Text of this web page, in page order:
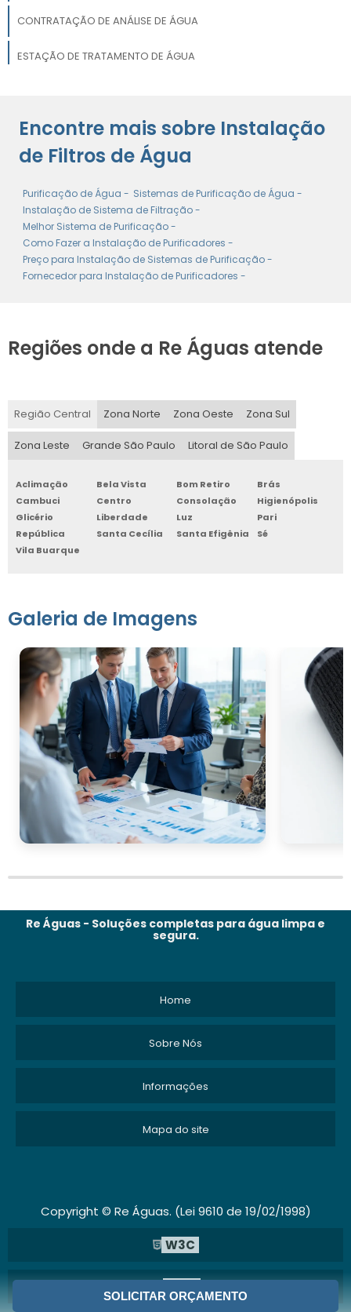
SOLICITAR ORÇAMENTO
CONTRATAÇÃO DE ANÁLISE DE ÁGUA
ESTAÇÃO DE TRATAMENTO DE ÁGUA
SISTEMA DE FILTRAGEM DE ÁGUA
Encontre mais sobre Instalação
de Filtros de Água
Purificação de Água - Sistemas de Purificação de Água -
Instalação de Sistema de Filtração -
Melhor Sistema de Purificação -
Como Fazer a Instalação de Purificadores -
Preço para Instalação de Sistemas de Purificação -
Fornecedor para Instalação de Purificadores -
Regiões onde a Re Águas atende
Região Central Zona Norte Zona Oeste Zona Sul
Zona Leste Grande São Paulo Litoral de São Paulo
Aclimação Bela Vista Bom Retiro
Brás
Cambuci
Centro Consolação
Higienópolis
Glicério
Liberdade Luz
Pari
República
Santa Cecília Santa Efigênia
Sé
Vila Buarque
Galeria de Imagens
Re Águas - Soluções completas para água limpa e
segura.
Home
Sobre Nós
Informações
Mapa do site
Copyright © Re Águas. (Lei 9610 de 19/02/1998)
W3C